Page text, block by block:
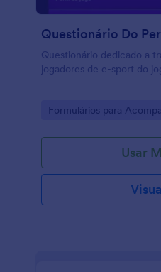
Questionário dedicado a
jogadores de e-sport do
Go to Category:
Formulários para
Usar